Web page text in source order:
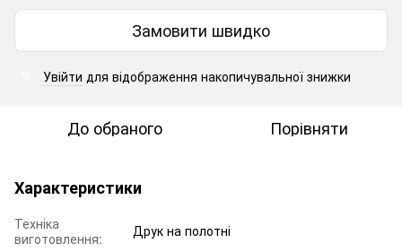
Замовити швидко
Увійти для відображення накопичувальної знижки
До обраного Порівняти
Характеристики
Техніка
виготовлення:
Друк на полотні